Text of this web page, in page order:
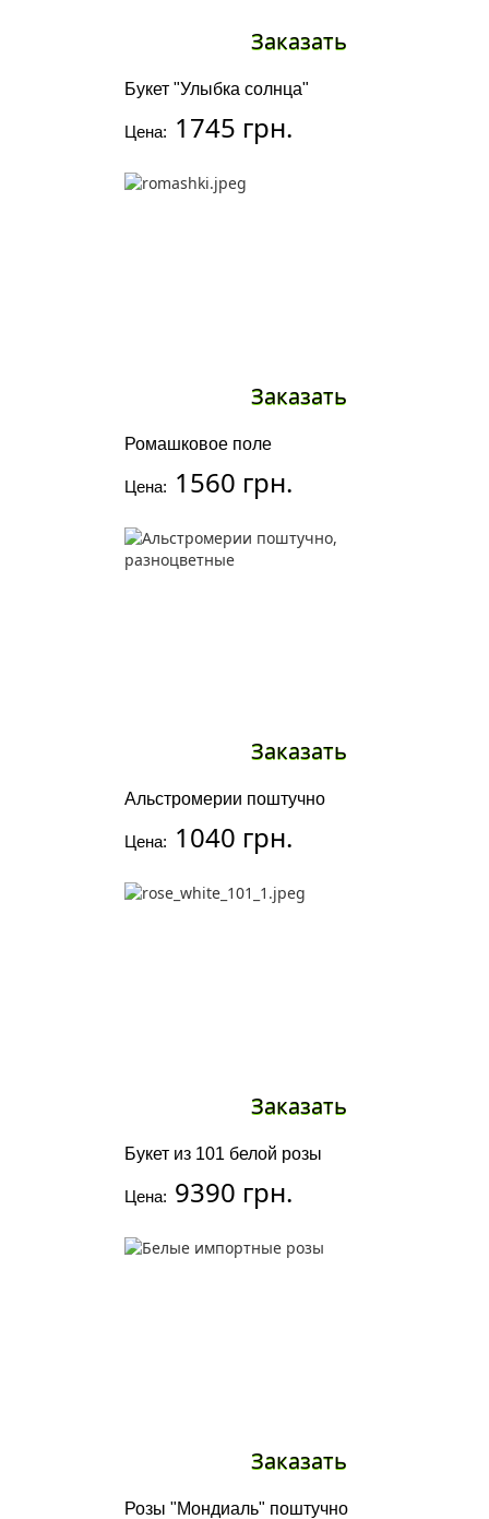
Букет "Улыбка солнца"
Цена: 1745 грн.
Заказать
Ромашковое поле
Цена: 1560 грн.
Заказать
Альстромерии поштучно
Цена: 1040 грн.
Заказать
Букет из 101 белой розы
Цена: 9390 грн.
Заказать
Розы "Мондиаль" поштучно
Заказать